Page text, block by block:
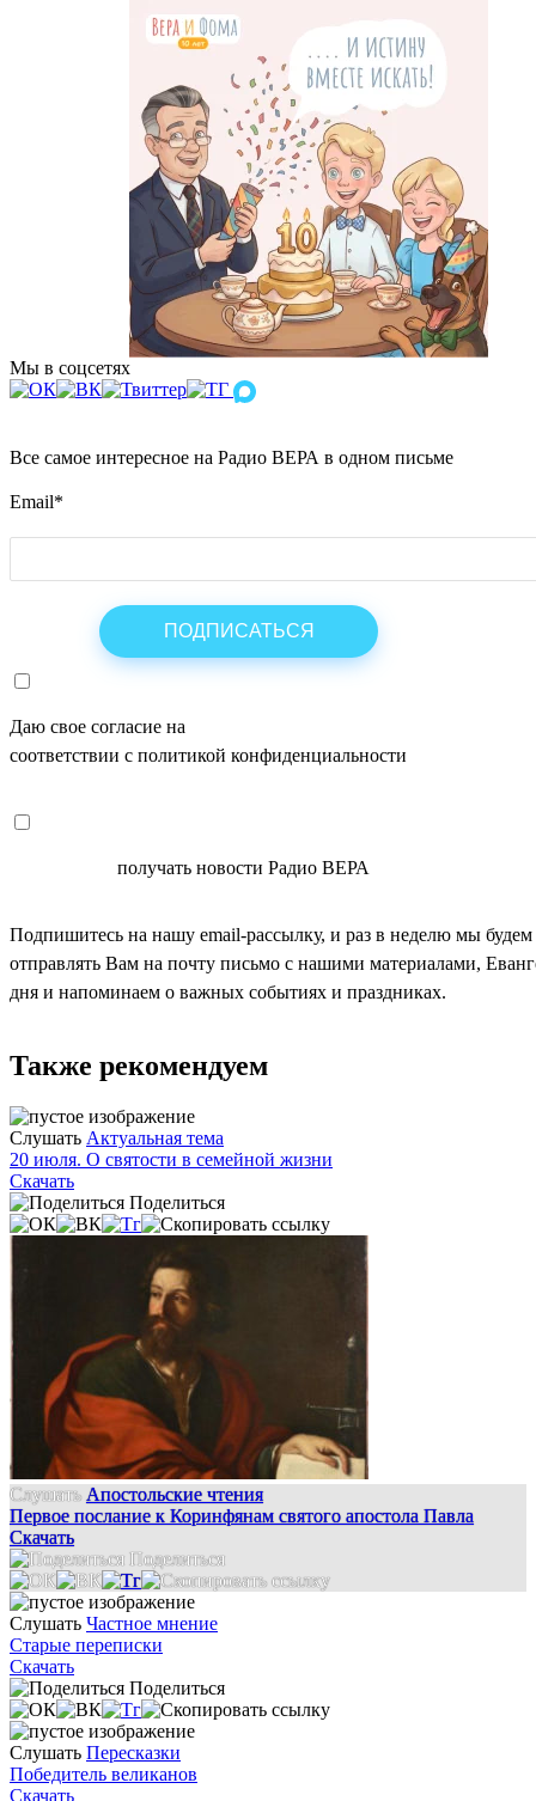
Мы в соцсетях
Все самое интересное на Радио ВЕРА в одном письме
Email*
Даю свое согласие на
соответствии с политикой конфиденциальности
получать новости Радио ВЕРА
Подпишитесь на нашу email-рассылку, и раз в неделю мы будем
отправлять Вам на почту письмо с нашими материалами,
дня и напоминаем о важных событиях и праздниках.
Также рекомендуем
Слушать Актуальная тема
20 июля. О святости в семейной жизни
Скачать
Поделиться
Слушать Апостольские чтения
Первое послание к Коринфянам святого апостола Павла
Скачать
Поделиться
Слушать Частное мнение
Старые переписки
Скачать
Поделиться
Слушать Пересказки
Победитель великанов
Скачать